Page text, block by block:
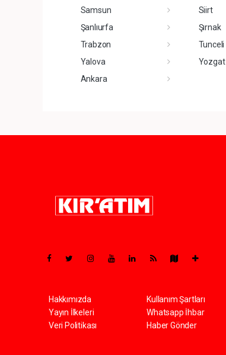
Samsun
Siirt
Şanlıurfa
Şırnak
Trabzon
Tunceli
Yalova
Yozgat
Ankara
Hakkımızda
Yayın İlkeleri
Veri Politikası
Kullanım Şartları
Whatsapp İhbar
Haber Gönder